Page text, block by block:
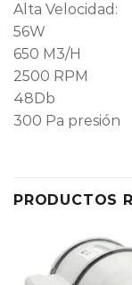
Alta Velocidad:
56W
650 M3/H
2500 RPM
48Db
300 Pa presión
PRODUCTOS